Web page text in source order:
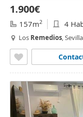
1.900€
157m2 4
Los Remedios, Sevilla